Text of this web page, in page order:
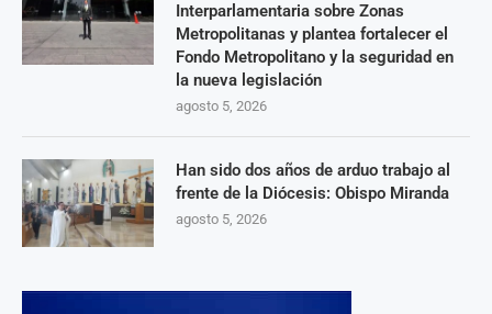
Interparlamentaria sobre Zonas
Metropolitanas y plantea fortalecer el
Fondo Metropolitano y la seguridad en
la nueva legislación
agosto 5, 2026
Han sido dos años de arduo trabajo al
frente de la Diócesis: Obispo Miranda
agosto 5, 2026